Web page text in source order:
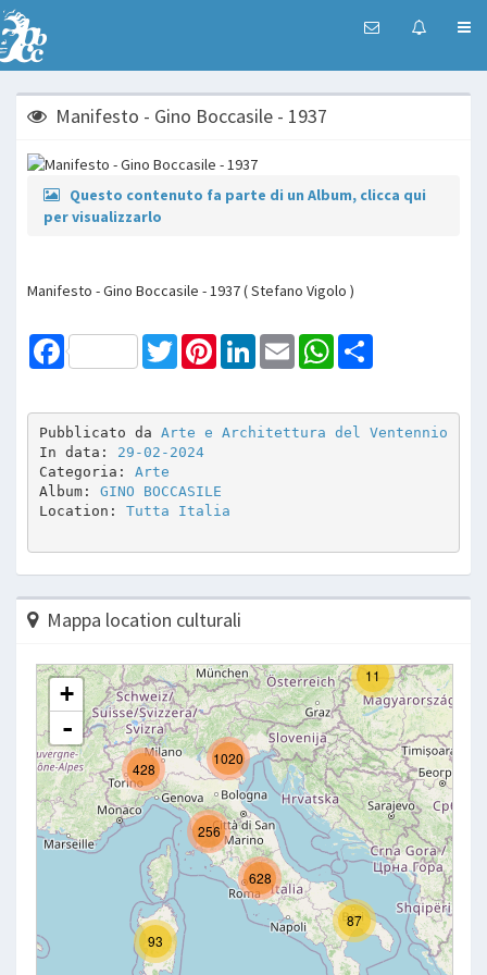
Manifesto - Gino Boccasile - 1937
Questo contenuto fa parte di un Album, clicca qui
per visualizzarlo
Manifesto - Gino Boccasile - 1937 ( Stefano Vigolo )
Facebook TwitterPinterestLinkedInEmail WhatsApp
Pubblicato da Arte e Architettura del Ventennio
In data: 29-02-2024
Categoria: Arte
Album: GINO BOCCASILE
Location: Tutta Italia
Mappa location culturali